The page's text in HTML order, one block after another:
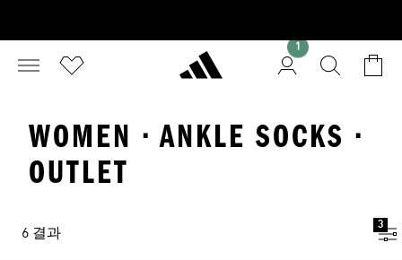
1
WOMEN · ANKLE SOCKS ·
OUTLET
6 결과
3